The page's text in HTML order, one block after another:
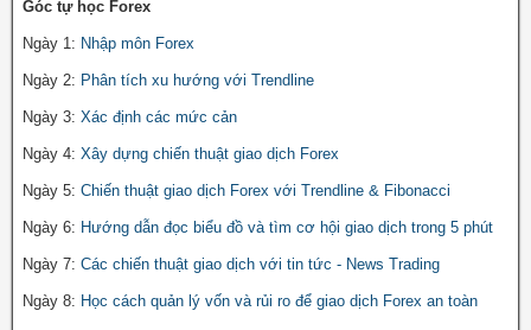
Góc tự học Forex
Ngày 1: Nhập môn Forex
Ngày 2: Phân tích xu hướng với Trendline
Ngày 3: Xác định các mức cản
Ngày 4: Xây dựng chiến thuật giao dịch Forex
Ngày 5: Chiến thuật giao dịch Forex với Trendline & Fibonacci
Ngày 6: Hướng dẫn đọc biểu đồ và tìm cơ hội giao dịch trong 5 phút
Ngày 7: Các chiến thuật giao dịch với tin tức - News Trading
Ngày 8: Học cách quản lý vốn và rủi ro để giao dịch Forex an toàn